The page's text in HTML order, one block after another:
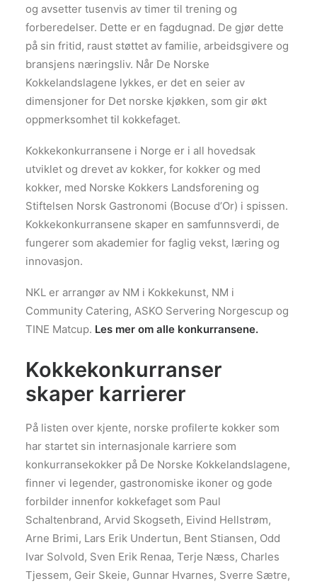
og avsetter tusenvis av timer til trening og
forberedelser. Dette er en fagdugnad. De gjør dette
på sin fritid, raust støttet av familie, arbeidsgivere og
bransjens næringsliv. Når De Norske
Kokkelandslagene lykkes, er det en seier av
dimensjoner for Det norske kjøkken, som gir økt
oppmerksomhet til kokkefaget.
Kokkekonkurransene i Norge er i all hovedsak
utviklet og drevet av kokker, for kokker og med
kokker, med Norske Kokkers Landsforening og
Stiftelsen Norsk Gastronomi (Bocuse d’Or) i spissen.
Kokkekonkurransene skaper en samfunnsverdi, de
fungerer som akademier for faglig vekst, læring og
innovasjon.
NKL er arrangør av NM i Kokkekunst, NM i
Community Catering, ASKO Servering Norgescup og
TINE Matcup. Les mer om alle konkurransene.
Kokkekonkurranser
skaper karrierer
På listen over kjente, norske profilerte kokker som
har startet sin internasjonale karriere som
konkurransekokker på De Norske Kokkelandslagene,
finner vi legender, gastronomiske ikoner og gode
forbilder innenfor kokkefaget som Paul
Schaltenbrand, Arvid Skogseth, Eivind Hellstrøm,
Arne Brimi, Lars Erik Undertun, Bent Stiansen, Odd
Ivar Solvold, Sven Erik Renaa, Terje Næss, Charles
Tjessem, Geir Skeie, Gunnar Hvarnes, Sverre Sætre,